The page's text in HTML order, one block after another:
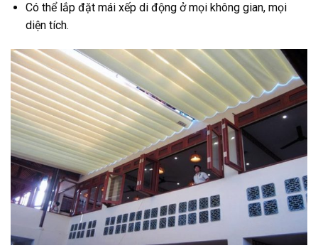
Có thể lắp đặt mái xếp di động ở mọi không gian, mọi
diện tích.